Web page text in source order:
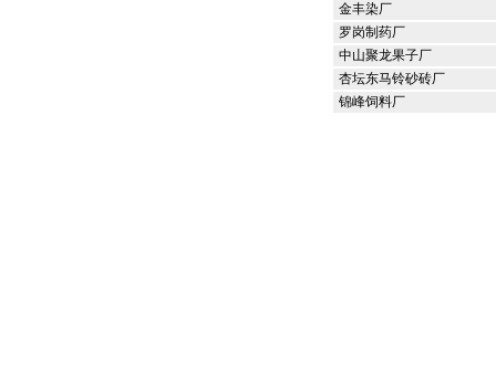
金丰染厂
罗岗制药厂
中山聚龙果子厂
杏坛东马铃砂砖厂
锦峰饲料厂